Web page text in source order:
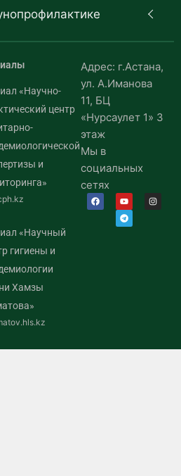
«Научно-
центр
и
«Научный
гигиены и
Хамзы
Адрес: г.Астана,
ул. А.Иманова
11, БЦ
«Нурсаулет 1» 3
этаж
Мы в
социальных
сетях